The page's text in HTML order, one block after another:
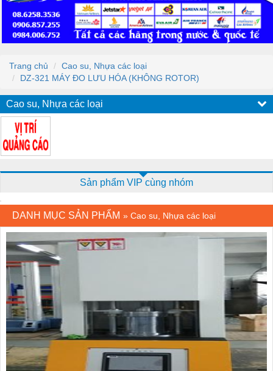
Trang chủ
Cao su, Nhựa các loại
DZ-321 MÁY ĐO LƯU HÓA (KHÔNG ROTOR)
Cao su, Nhựa các loại
Sản phẩm VIP cùng nhóm
DANH MỤC SẢN PHẨM » Cao su, Nhựa các loại